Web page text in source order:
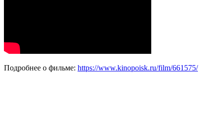
Подробнее о фильме: https://www.kinopoisk.ru/film/661575/